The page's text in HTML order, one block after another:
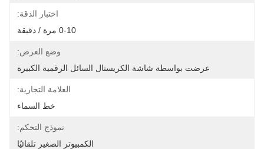
اختبار الدقة:
0-10 مرة / دقيقة
وضع العرض:
عرضت بواسطة شاشة الكريستال السائل الرقمية الكبيرة
العلامة التجارية:
خط السماء
نموذج التحكم:
الكمبيوتر الصغير تلقائيًا